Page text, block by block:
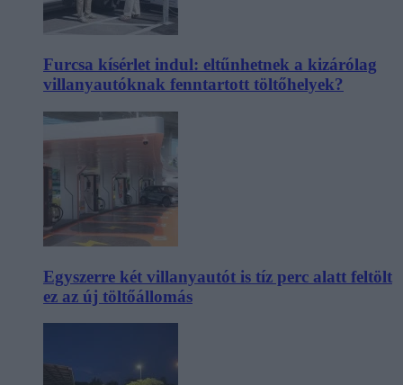
Furcsa kísérlet indul: eltűnhetnek a kizárólag
villanyautóknak fenntartott töltőhelyek?
Egyszerre két villanyautót is tíz perc alatt feltölt
ez az új töltőállomás